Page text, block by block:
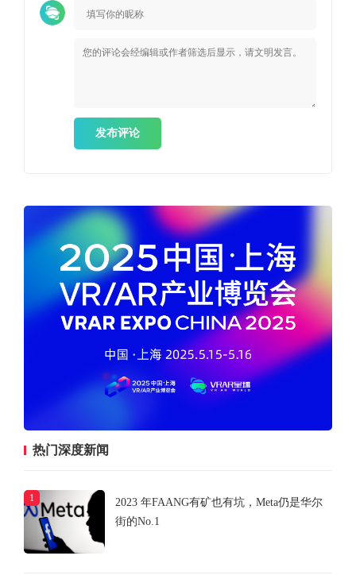
发布评论
热门深度新闻
1
2023 年FAANG有矿也有坑，Meta仍是华尔
街的No.1